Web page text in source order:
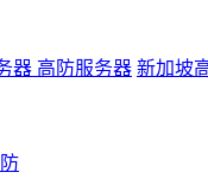
器 高防服务器 新加坡